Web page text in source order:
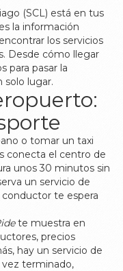
(SCL) está en tus
la información
los servicios
Desde cómo llegar
para pasar la
solo lugar.
o tomar un taxi
conecta el centro de
unos 30 minutos sin
un servicio de
conductor te espera
te muestra en
precios
hay un servicio de
terminado,